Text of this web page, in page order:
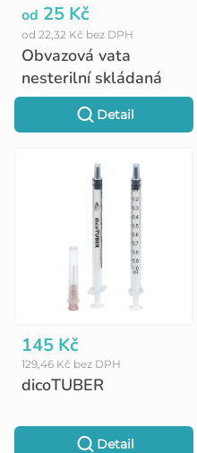
o
d
u
k
t
Obvazová vata
nesterilní skládaná
od 22,32 Kč bez DPH
od 25 Kč
Detail
dicoTUBER
129,46 Kč bez DPH
145 Kč
Detail